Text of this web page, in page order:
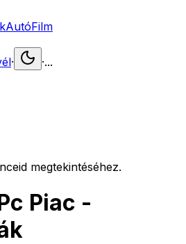
AutóFilm
· ·...
megtekintéséhez.
Piac -